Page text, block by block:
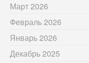
Март 2026
Февраль 2026
Январь 2026
Декабрь 2025